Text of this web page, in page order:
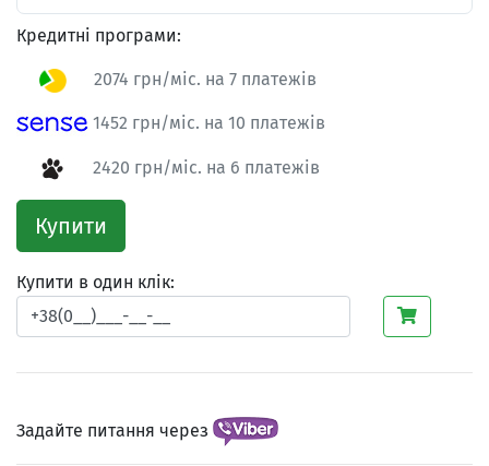
Кредитні програми:
2074 грн/міс. на 7 платежів
1452 грн/міс. на 10 платежів
2420 грн/міс. на 6 платежів
Купити
Купити в один клік:
Задайте питання через